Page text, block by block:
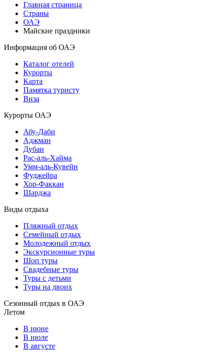
Главная страница
Cтраны
ОАЭ
Майские праздники
Информация об ОАЭ
Каталог отелей
Курорты
Карта
Памятка туристу
Виза
Курорты ОАЭ
Абу-Даби
Аджман
Дубаи
Рас-аль-Хайма
Умм-аль-Кувейн
Фуджейра
Хор-Факкан
Шарджа
Виды отдыха
Пляжный отдых
Семейный отдых
Молодежный отдых
Экскурсионные туры
Шоп туры
Свадебные туры
Туры с детьми
Туры на двоих
Сезонный отдых в ОАЭ
Летом
В июне
В июле
В августе